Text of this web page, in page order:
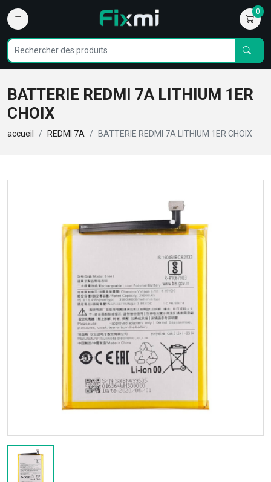
0
BATTERIE REDMI 7A LITHIUM 1ER
CHOIX
accueil REDMI 7A BATTERIE REDMI 7A LITHIUM 1ER CHOIX